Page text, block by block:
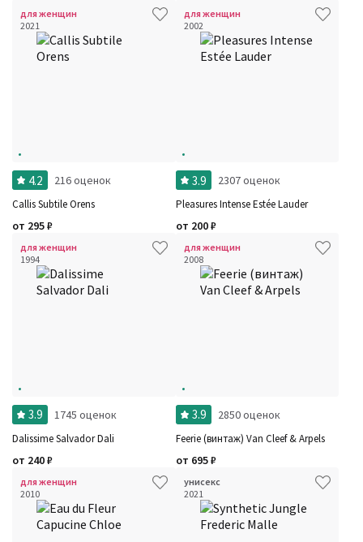
для женщин
2021
4.2 216 оценок
Callis Subtile Orens
от 295₽
для женщин
2002
3.9 2307 оценок
Pleasures Intense Estée Lauder
от 200₽
для женщин
1994
3.9 1745 оценок
Dalissime Salvador Dali
от 240₽
для женщин
2008
3.9 2850 оценок
Feerie (винтаж) Van Cleef & Arpels
от 695₽
для женщин
2010
унисекс
2021